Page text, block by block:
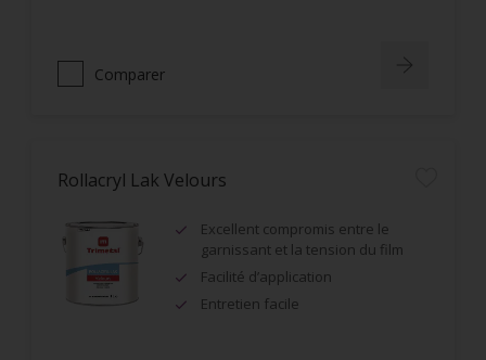
Comparer
Rollacryl Lak Velours
Excellent compromis entre le
garnissant et la tension du film
Facilité d’application
Entretien facile